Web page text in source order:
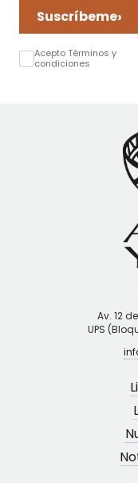
Suscríbeme›
Acepto Términos y
condiciones
Av. 12
UPS